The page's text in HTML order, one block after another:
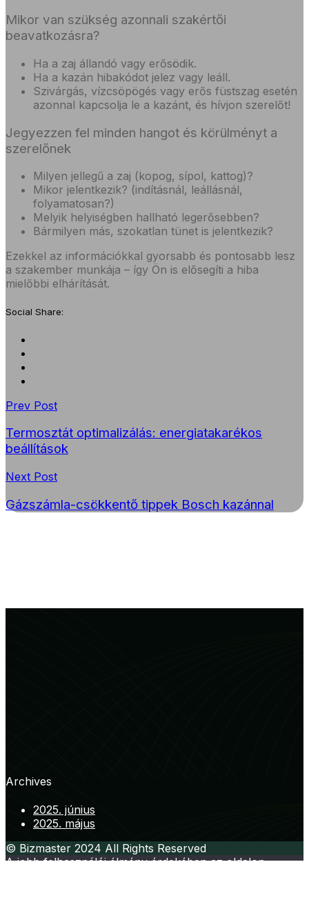
Mikor van szükség azonnali szakértői
beavatkozásra?
Ha a zaj állandó vagy erősödik.
Ha a kazán hibakódot jelez vagy leáll.
Szivárgás, vízcsöpögés vagy erős füstszag esetén
azonnal kapcsolja le a kazánt, és hívjon szerelőt!
Jegyezzen fel minden hangot és körülményt a
szerelőnek
Milyen jellegű a zaj (kopog, sípol, kattog)?
Mikor jelentkezik? (indításnál, leállásnál,
folyamatosan?)
Melyik helyiségben hallható legerősebben?
Bármilyen más, szokatlan tünet is jelentkezik?
Ezekkel az információkkal gyorsabb és pontosabb lesz
a szakember munkája – így Ön is elősegíti a hiba
mielőbbi elhárítását.
Social Share:
Prev Post
Termosztát optimalizálás: energiatakarékos
beállítások
Next Post
Gázszámla-csökkentő tippek Bosch kazánnal
Archives
2025. június
2025. május
© Bizmaster 2024 All Rights Reserved
A jobb felhasználói élmény érdekében az oldalon